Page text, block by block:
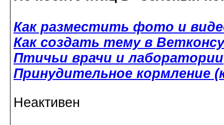
Как разместить фото и
Как создать тему в
Птичьи врачи и лаборатории
Принудительное кормление
Неактивен